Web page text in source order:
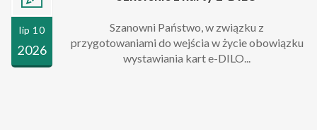
lip 10
2026
Szanowni Państwo, w związku z
przygotowaniami do wejścia w życie obowiązku
wystawiania kart e-DILO...